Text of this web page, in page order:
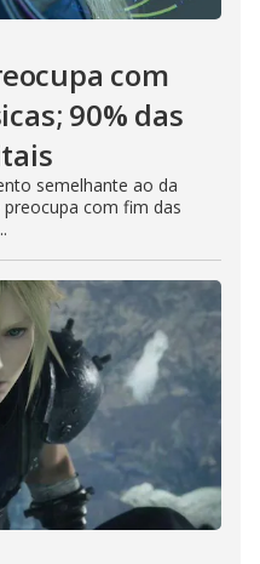
com
90% das
semelhante ao da
com fim das